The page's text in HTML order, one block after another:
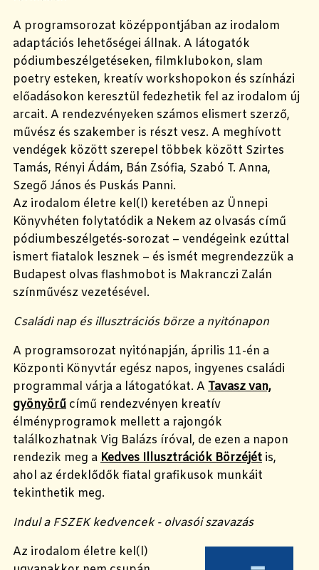
A programsorozat középpontjában az irodalom
adaptációs lehetőségei állnak. A látogatók
pódiumbeszélgetéseken, filmklubokon, slam
poetry esteken, kreatív workshopokon és színházi
előadásokon keresztül fedezhetik fel az irodalom új
arcait. A rendezvényeken számos elismert szerző,
művész és szakember is részt vesz. A meghívott
vendégek között szerepel többek között Szirtes
Tamás, Rényi Ádám, Bán Zsófia, Szabó T. Anna,
Szegő János és Puskás Panni.
Az irodalom életre kel(l) keretében az Ünnepi
Könyvhéten folytatódik a Nekem az olvasás című
pódiumbeszélgetés-sorozat – vendégeink ezúttal
ismert fiatalok lesznek – és ismét megrendezzük a
Budapest olvas flashmobot is Makranczi Zalán
színművész vezetésével.
Családi nap és illusztrációs börze a nyitónapon
A programsorozat nyitónapján, április 11-én a
Központi Könyvtár egész napos, ingyenes családi
programmal várja a látogatókat. A Tavasz van,
gyönyörű című rendezvényen kreatív
élményprogramok mellett a rajongók
találkozhatnak Vig Balázs íróval, de ezen a napon
rendezik meg a Kedves Illusztrációk Börzéjét is,
ahol az érdeklődők fiatal grafikusok munkáit
tekinthetik meg.
Indul a FSZEK kedvencek - olvasói szavazás
Az irodalom életre kel(l)